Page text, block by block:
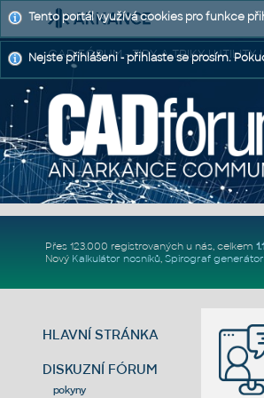
CAD FÓRUM - TIPY A TRIKY |
Přes 123.000 registrovaných u nás, celkem
Nový Kalkulátor nosníků, Spirograf generátor
HLAVNÍ STRÁNKA
DISKUZNÍ FÓRUM
pokyny
Tento portál využívá cookies pro funkce
Nejste přihlášeni - přihlaste se prosím.